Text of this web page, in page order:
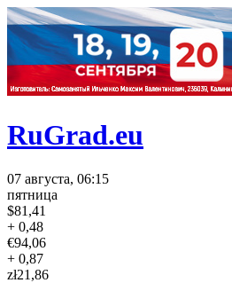
RuGrad.eu
07 августа, 06:15
пятница
$81,41
+ 0,48
€94,06
+ 0,87
zł21,86